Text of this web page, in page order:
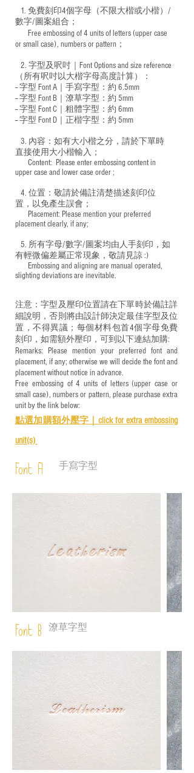
1. 免費刻印4個字母（不限大楷或小楷）/
數字/圖案組合；
Free embossing of 4 units of letters (upper case
or small case), numbers or pattern；
2. 字型及呎吋｜ Font Options and size reference
（所有呎吋以大楷字母高度計算）：
-- 字型 Font A｜手寫字型：約 6.5mm
-- 字型 Font B｜潦草字型： 約 5mm
-- 字型 Font C｜粗體字型：約 6mm
-- 字型 Font D｜正楷字型： 約 5mm
3. 內容：如有大小楷之分，請於下單時
直接使用大小楷輸入；
​ Content: Please enter embossing content in
upper case and lower case order ;
4. 位置：敬請於備註清楚描述刻印位
置，以免產生誤會；
​ Placement: Please mention your preferred
placement clearly, if any;
5. 所有字母/數字/圖案均由人手刻印，如
有輕微偏差屬正常現象，敬請見諒 :)
​ Embossing and aligning are manual operated,
slighting deviations are inevitable.
注意：字型及壓印位置請在下單時於備註詳
細說明，否則將由設計師決定最佳字型及位
置，不得異議；每個材料包首4個字母免費
刻印，如需額外壓印，可到以下連結加購:
Remarks: Please mention your preferred font and
placement, if any; otherwise we will decide the font and
placement without notice in advance.
Free embossing of 4 units of letters (upper case or
small case), numbers or pattern, please purchase extra
unit by the link below:
點選加購額外壓字｜ click for extra embossing
unit(s)
Font A 手寫字型
Font B 潦草字型